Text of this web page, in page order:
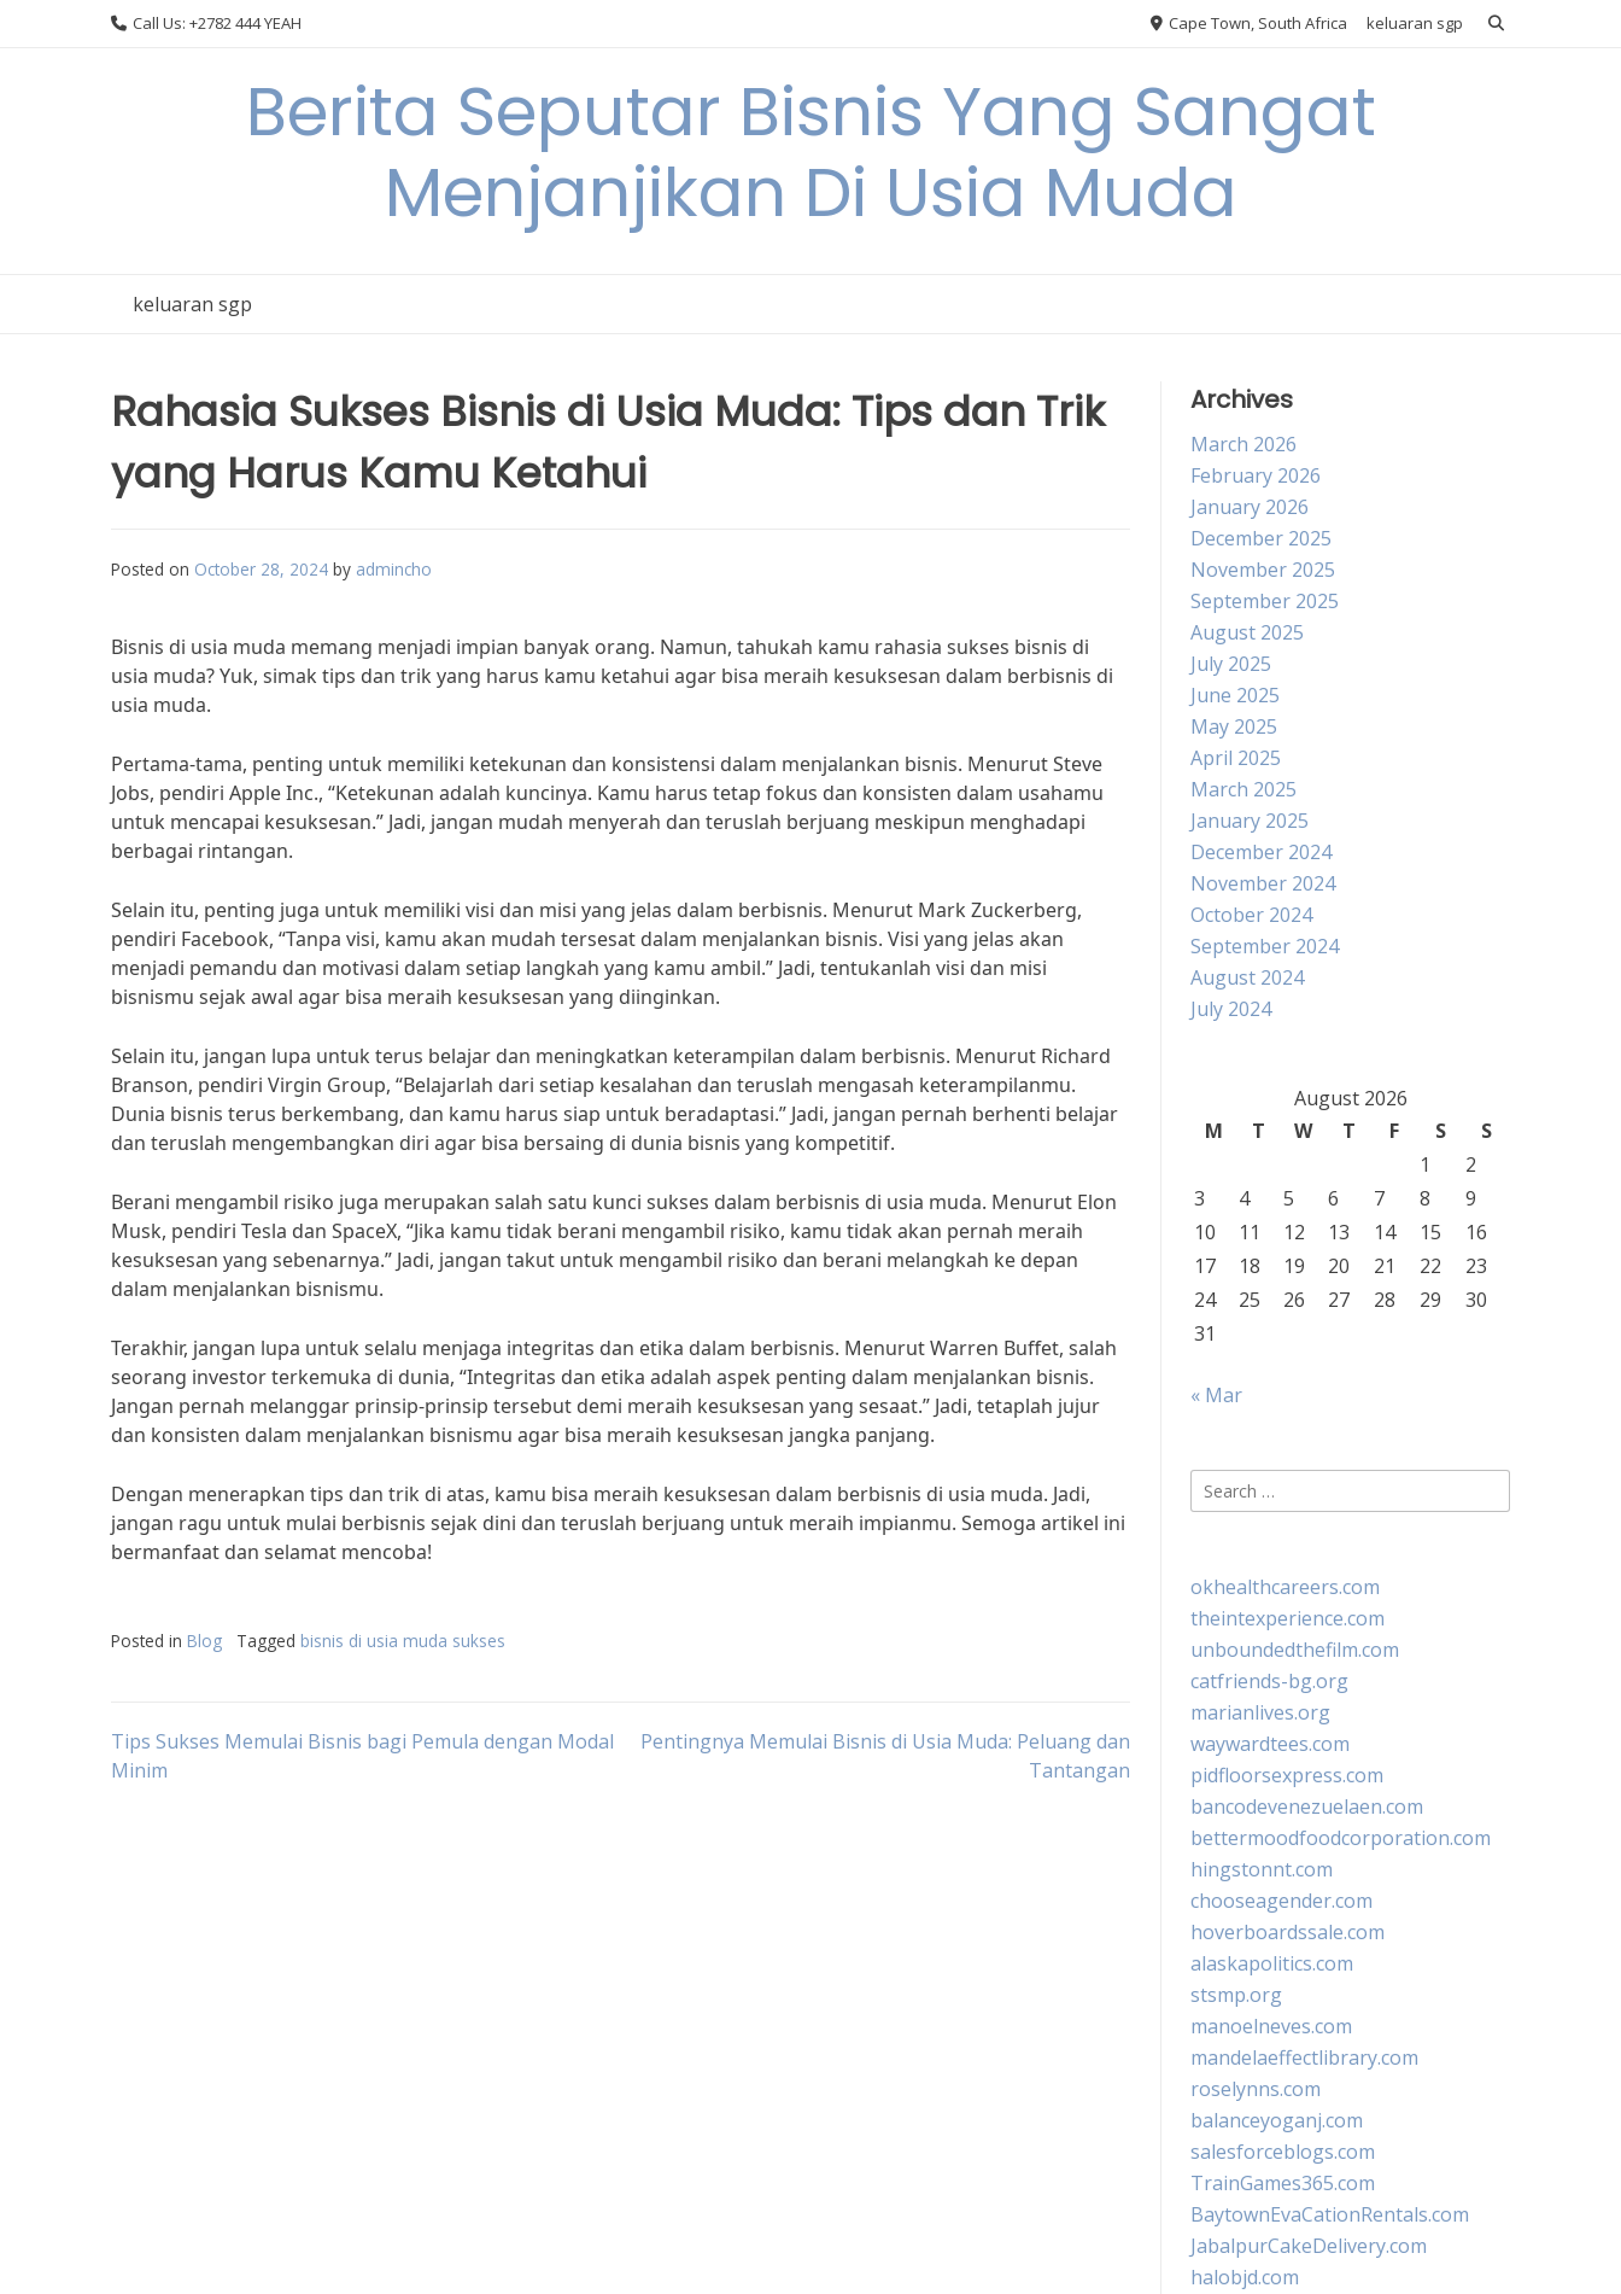
Call Us: +2782 444 YEAH Cape Town, South Africa keluaran sgp
Berita Seputar Bisnis Yang Sangat
Menjanjikan Di Usia Muda
keluaran sgp
Rahasia Sukses Bisnis di Usia Muda: Tips dan Trik
yang Harus Kamu Ketahui
Posted on October 28, 2024 by admincho
Bisnis di usia muda memang menjadi impian banyak orang. Namun, tahukah kamu rahasia sukses bisnis di
usia muda? Yuk, simak tips dan trik yang harus kamu ketahui agar bisa meraih kesuksesan dalam berbisnis di
usia muda.
Pertama-tama, penting untuk memiliki ketekunan dan konsistensi dalam menjalankan bisnis. Menurut Steve
Jobs, pendiri Apple Inc., “Ketekunan adalah kuncinya. Kamu harus tetap fokus dan konsisten dalam usahamu
untuk mencapai kesuksesan.” Jadi, jangan mudah menyerah dan teruslah berjuang meskipun menghadapi
berbagai rintangan.
Selain itu, penting juga untuk memiliki visi dan misi yang jelas dalam berbisnis. Menurut Mark Zuckerberg,
pendiri Facebook, “Tanpa visi, kamu akan mudah tersesat dalam menjalankan bisnis. Visi yang jelas akan
menjadi pemandu dan motivasi dalam setiap langkah yang kamu ambil.” Jadi, tentukanlah visi dan misi
bisnismu sejak awal agar bisa meraih kesuksesan yang diinginkan.
Selain itu, jangan lupa untuk terus belajar dan meningkatkan keterampilan dalam berbisnis. Menurut Richard
Branson, pendiri Virgin Group, “Belajarlah dari setiap kesalahan dan teruslah mengasah keterampilanmu.
Dunia bisnis terus berkembang, dan kamu harus siap untuk beradaptasi.” Jadi, jangan pernah berhenti belajar
dan teruslah mengembangkan diri agar bisa bersaing di dunia bisnis yang kompetitif.
Berani mengambil risiko juga merupakan salah satu kunci sukses dalam berbisnis di usia muda. Menurut Elon
Musk, pendiri Tesla dan SpaceX, “Jika kamu tidak berani mengambil risiko, kamu tidak akan pernah meraih
kesuksesan yang sebenarnya.” Jadi, jangan takut untuk mengambil risiko dan berani melangkah ke depan
dalam menjalankan bisnismu.
Terakhir, jangan lupa untuk selalu menjaga integritas dan etika dalam berbisnis. Menurut Warren Buffet, salah
seorang investor terkemuka di dunia, “Integritas dan etika adalah aspek penting dalam menjalankan bisnis.
Jangan pernah melanggar prinsip-prinsip tersebut demi meraih kesuksesan yang sesaat.” Jadi, tetaplah jujur
dan konsisten dalam menjalankan bisnismu agar bisa meraih kesuksesan jangka panjang.
Dengan menerapkan tips dan trik di atas, kamu bisa meraih kesuksesan dalam berbisnis di usia muda. Jadi,
jangan ragu untuk mulai berbisnis sejak dini dan teruslah berjuang untuk meraih impianmu. Semoga artikel ini
bermanfaat dan selamat mencoba!
Posted in Blog Tagged bisnis di usia muda sukses
Post
Tips Sukses Memulai Bisnis bagi Pemula dengan Modal
Minim
Pentingnya Memulai Bisnis di Usia Muda: Peluang dan
Tantangan
Archives
March 2026
February 2026
January 2026
December 2025
November 2025
September 2025
August 2025
July 2025
June 2025
May 2025
April 2025
March 2025
January 2025
December 2024
November 2024
October 2024
September 2024
August 2024
July 2024
August 2026
M
T W T F S
S
1
2
3
4 5 6 7 8
9
10
11 12 13 14 15
16
17
18 19 20 21 22
23
24
25 26 27 28 29
30
31
« Mar
Search
for:
okhealthcareers.com
theintexperience.com
unboundedthefilm.com
catfriends-bg.org
marianlives.org
waywardtees.com
pidfloorsexpress.com
bancodevenezuelaen.com
bettermoodfoodcorporation.com
hingstonnt.com
chooseagender.com
hoverboardssale.com
alaskapolitics.com
stsmp.org
manoelneves.com
mandelaeffectlibrary.com
roselynns.com
balanceyoganj.com
salesforceblogs.com
TrainGames365.com
BaytownEvaCationRentals.com
JabalpurCakeDelivery.com
halobjd.com